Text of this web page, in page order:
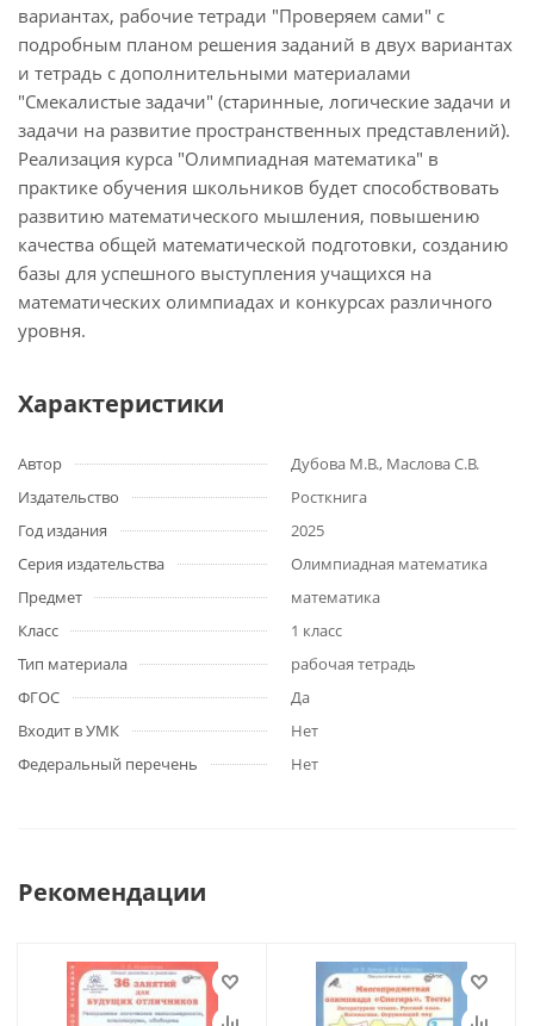
вариантах, рабочие тетради "Проверяем сами" с
подробным планом решения заданий в двух вариантах
и тетрадь с дополнительными материалами
"Смекалистые задачи" (старинные, логические задачи и
задачи на развитие пространственных представлений).
Реализация курса "Олимпиадная математика" в
практике обучения школьников будет способствовать
развитию математического мышления, повышению
качества общей математической подготовки, созданию
базы для успешного выступления учащихся на
математических олимпиадах и конкурсах различного
уровня.
Характеристики
Автор
Дубова М.В., Маслова С.В.
Издательство
Росткнига
Год издания
2025
Серия издательства
Олимпиадная математика
Предмет
математика
Класс
1 класс
Тип материала
рабочая тетрадь
ФГОС
Да
Входит в УМК
Нет
Федеральный перечень
Нет
Рекомендации